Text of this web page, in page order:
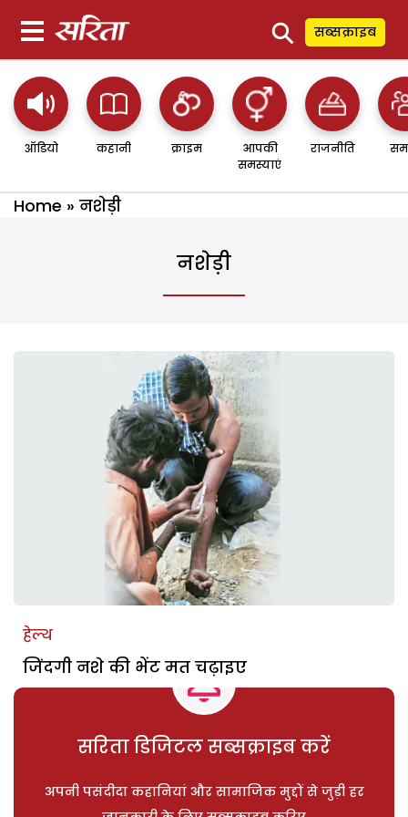
⚲ सब्सक्राइब
ऑडियो कहानी क्राइम
आपकी
समस्याएं
राजनीति
Home » नशेड़ी
नशेड़ी
हेल्थ
जिंदगी नशे की भेंट मत चढ़ाइए
सरिता डिजिटल सब्सक्राइब करें
अपनी पसंदीदा कहानियां और सामाजिक मुद्दों से जुड़ी हर